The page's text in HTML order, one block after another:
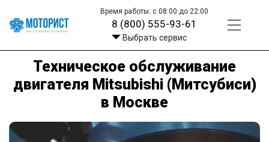
Время работы: с 08:00 до 22:00
8 (800) 555-93-61
Выбрать сервис
Техническое обслуживание
двигателя Mitsubishi (Митсубиси)
в Москве